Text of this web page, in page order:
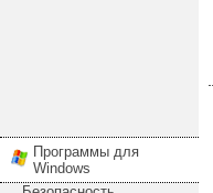
Программы для
Windows